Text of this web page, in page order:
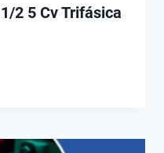
2 5 Cv Trifásica